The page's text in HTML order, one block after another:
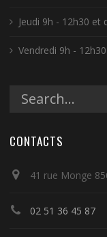
Jeudi 9h - 12h30 et
Vendredi 9h -
CONTACTS
41 rue Monge
02 51 36 45 87